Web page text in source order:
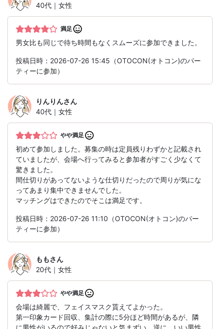
40代｜女性
満足
男女比も同じで待ち時間もなくスムーズに参加できました。
投稿日時：2026-07-26 15:45（OTOCON(オトコン)のパー
ティーに参加）
りんりんさん
40代｜女性
やや満足
初めて参加しました。募集の時は定員残りわずかと記載され
ていましたが、会場へ行ってみると参加者がすごく少なくて
驚きました。
間仕切りがあってないような仕切りだったので周りが気にな
ってあまり集中できませんでした。
マッチングはできたのでそこは満足です。
投稿日時：2026-07-26 11:10（OTOCON(オトコン)のパー
ティーに参加）
ももさん
20代｜女性
やや満足
会場は綺麗で、フェイスマスク貰えてよかった。
第一印象カード回収、集計の際に5分ほど時間があるが、隣